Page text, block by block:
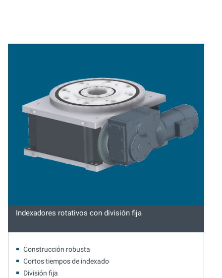
Indexadores rotativos con división fija
Construcción robusta
Cortos tiempos de indexado
División fija